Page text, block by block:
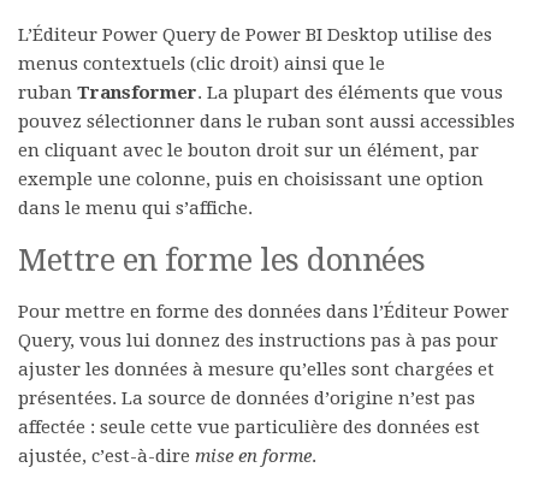
L’Éditeur Power Query de Power BI Desktop utilise des
menus contextuels (clic droit) ainsi que le
ruban Transformer. La plupart des éléments que vous
pouvez sélectionner dans le ruban sont aussi accessibles
en cliquant avec le bouton droit sur un élément, par
exemple une colonne, puis en choisissant une option
dans le menu qui s’affiche.
Mettre en forme les données
Pour mettre en forme des données dans l’Éditeur Power
Query, vous lui donnez des instructions pas à pas pour
ajuster les données à mesure qu’elles sont chargées et
présentées. La source de données d’origine n’est pas
affectée : seule cette vue particulière des données est
ajustée, c’est-à-dire mise en forme.